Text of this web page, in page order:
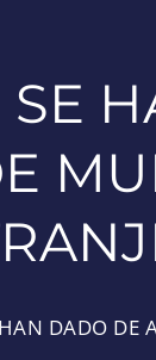
SE
DADO DE